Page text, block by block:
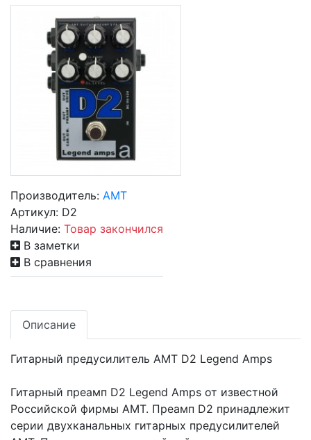
Производитель: AMT
Артикул: D2
Наличие: Товар закончился
В заметки
В сравнения
Описание
Гитарный предусилитель AMT D2 Legend Amps
Гитарный преамп D2 Legend Amps от известной
Российской фирмы AMT. Преамп D2 принадлежит
серии двухканальных гитарных предусилителей